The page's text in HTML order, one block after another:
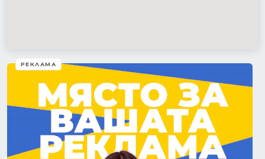
РЕКЛАМА